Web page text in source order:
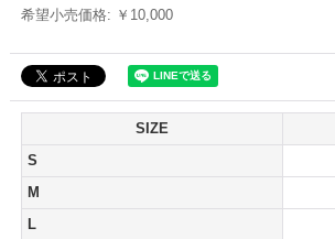
希望小売価格: ￥10,000
SIZE
S
M
L